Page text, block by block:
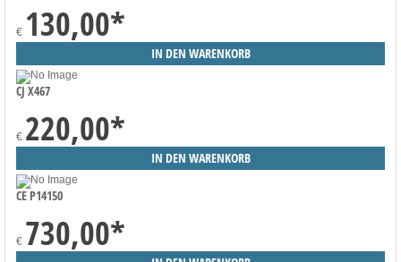
€ 130,00*
CJ X467
€ 220,00*
CE P14150
€ 730,00*